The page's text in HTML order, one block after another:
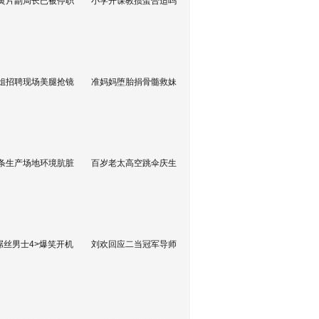
招聘现场美腿抢镜 准妈妈堕胎捐骨髓救妹
生产场地环境肮脏 百岁老太高空跳伞庆生
丝男士4>爆笑开机 刘欢回应二当冠军导师